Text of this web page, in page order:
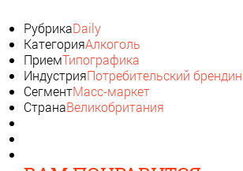
РубрикаDaily
КатегорияАлкоголь
ПриемТипографика
ИндустрияПотребительский
СегментМасс-маркет
СтранаВеликобритания